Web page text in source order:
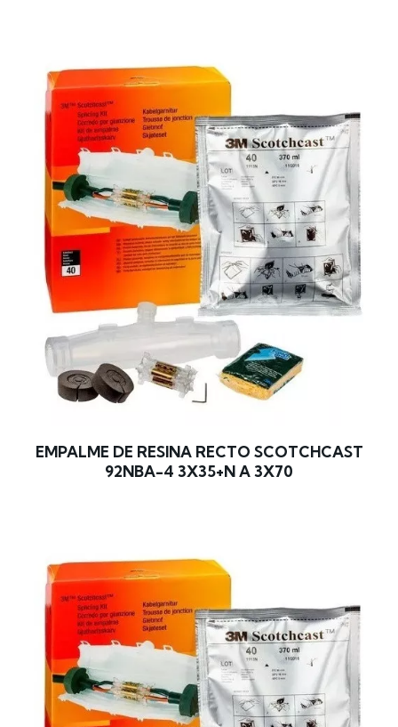
EMPALME DE RESINA RECTO SCOTCHCAST
92NBA-4 3X35+N A 3X70